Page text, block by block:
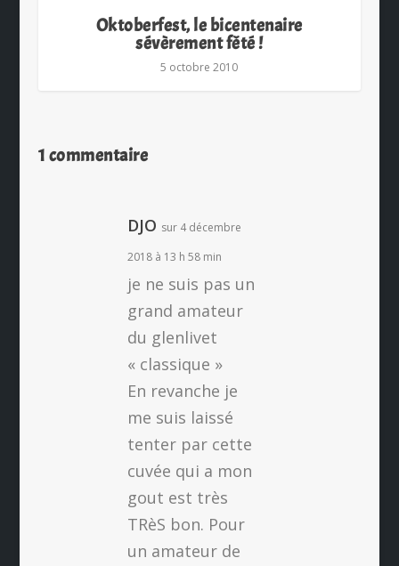
Oktoberfest, le bicentenaire
sévèrement fêté !
5 octobre 2010
1 commentaire
DJO sur 4 décembre
2018 à 13 h 58 min
je ne suis pas un
grand amateur
du glenlivet
« classique »
En revanche je
me suis laissé
tenter par cette
cuvée qui a mon
gout est très
TRèS bon. Pour
un amateur de